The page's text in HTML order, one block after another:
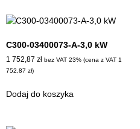
C300-03400073-A-3,0 kW
1 752,87 zł bez VAT 23% (cena z VAT 1
752,87 zł)
Dodaj do koszyka